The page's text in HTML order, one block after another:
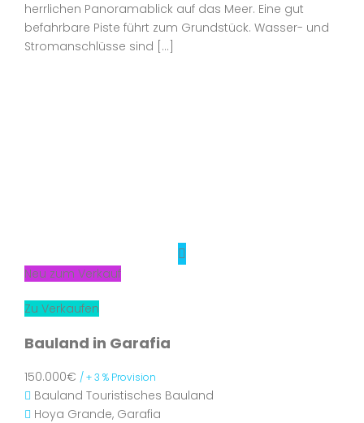
herrlichen Panoramablick auf das Meer. Eine gut
befahrbare Piste führt zum Grundstück. Wasser- und
Stromanschlüsse sind […]
Neu zum Verkauf
Zu Verkaufen
Bauland in Garafia
150.000€ / + 3 % Provision
Bauland Touristisches Bauland
Hoya Grande, Garafia